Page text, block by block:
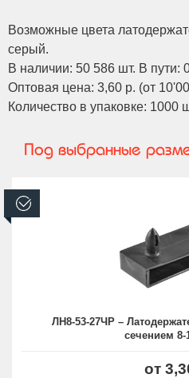
Возможные цвета
серый.
В наличии: 50 586 шт. В пути:
Оптовая цена: 3,60 р. (от
Количество в упаковке: 1000
Под выбранные
ЛН8-53-27ЧР –
сечением 8-
от